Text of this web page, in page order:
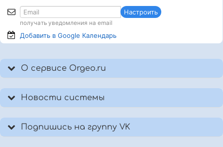
Настроить
получать уведомления на email
Добавить в Google Календарь
О сервисе Orgeo.ru
Новости системы
Подпишись на группу VK